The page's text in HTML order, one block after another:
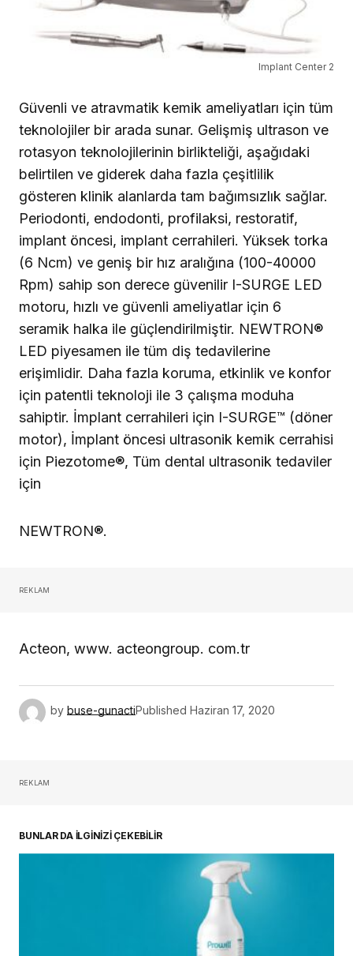
Implant Center 2
Güvenli ve atravmatik kemik ameliyatları için tüm
teknolojiler bir arada sunar. Gelişmiş ultrason ve
rotasyon teknolojilerinin birlik­teliği, aşağıdaki
belirtilen ve giderek daha fazla çeşitlilik
gösteren klinik alanlarda tam bağımsızlık sağlar.
Periodonti, endodonti, profilaksi, restoratif,
implant öncesi, implant cerrahileri. Yüksek torka
(6 Ncm) ve geniş bir hız aralığına (100-40000
Rpm) sahip son derece güvenilir I-SURGE LED
motoru, hızlı ve güvenli ameliyatlar için 6
seramik halka ile güçlendirilmiştir. NEWTRON®
LED piyesa­men ile tüm diş tedavilerine
erişimlidir. Daha fazla koruma, etkin­lik ve konfor
için patentli teknoloji ile 3 çalışma moduha
sahiptir. İmplant cerrahileri için I-SURGE™ (döner
motor), İmplant önce­si ultrasonik kemik cerrahisi
için Piezotome®, Tüm dental ult­rasonik tedavi­ler
için
NEWTRON®.
REKLAM
Acteon, www. acteongroup. com.tr
by buse-gunactiPublished Haziran 17, 2020
REKLAM
BUNLAR DA İLGİNİZİ ÇEKEBİLİR